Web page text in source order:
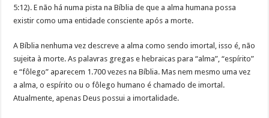
5:12). E não há numa pista na Bíblia de que a alma humana possa
existir como uma entidade consciente após a morte.
A Bíblia nenhuma vez descreve a alma como sendo imortal, isso é, não
sujeita à morte. As palavras gregas e hebraicas para “alma”, “espírito”
e “fôlego” aparecem 1.700 vezes na Bíblia. Mas nem mesmo uma vez
a alma, o espírito ou o fôlego humano é chamado de imortal.
Atualmente, apenas Deus possui a imortalidade.